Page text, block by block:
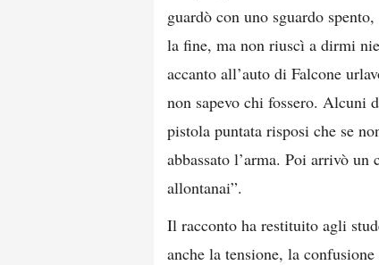
guardò con uno sguardo
la fine, ma non riuscì a dirmi
accanto all’auto di Falcone
non sapevo chi fossero. Alcuni
pistola puntata risposi che se
abbassato l’arma. Poi arrivò un
allontanai”.
Il racconto ha restituito agli
anche la tensione, la